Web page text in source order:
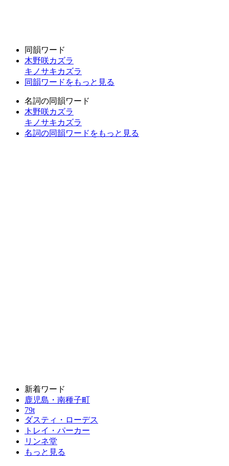
同韻ワード
木野咲カズラ
キノサキカズラ
同韻ワードをもっと見る
名詞の同韻ワード
木野咲カズラ
キノサキカズラ
名詞の同韻ワードをもっと見る
新着ワード
鹿児島・南種子町
79t
ダスティ・ローデス
トレイ・パーカー
リンネ堂
もっと見る